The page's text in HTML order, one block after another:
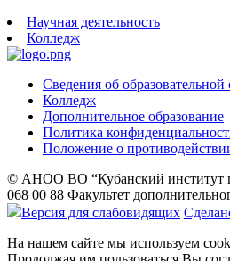
Научная деятельность
Колледж
Сведения об образовательной
Колледж
Дополнительное образование
Политика
Положение о
© АНОО ВО “Кубанский институт
068 00 88 Факультет
Версия для слабовидящих
На нашем сайте мы используем